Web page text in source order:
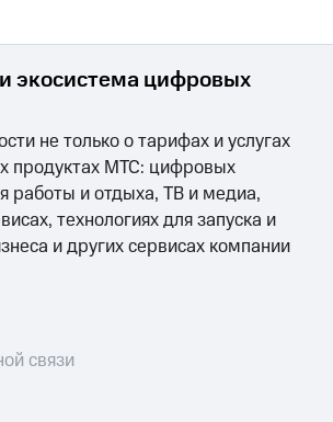
экосистема цифровых
не только о тарифах и услугах
продуктах МТС: цифровых
работы и отдыха, ТВ и медиа,
технологиях для запуска и
и других сервисах компании
связи